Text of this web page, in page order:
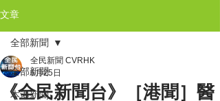
文章
全部新聞
本港新聞
全部新聞
《全民新聞台》［港聞］醫
全民新聞 CVRHK
6月25日